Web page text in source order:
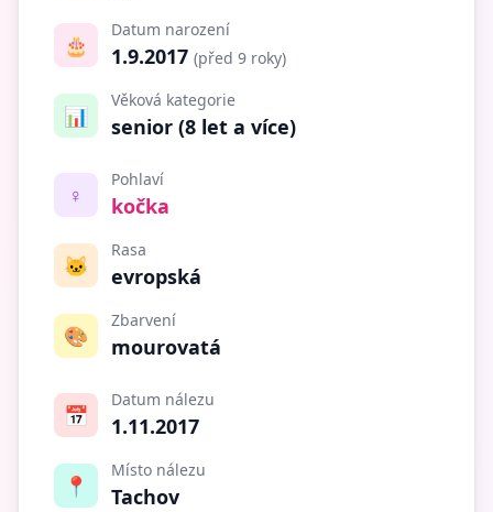
🎂
Datum narození
1.9.2017 (před 9 roky)
📊
Věková kategorie
senior (8 let a více)
♀️
Pohlaví
kočka
🐱
Rasa
evropská
🎨
Zbarvení
mourovatá
📅
Datum nálezu
1.11.2017
📍
Místo nálezu
Tachov